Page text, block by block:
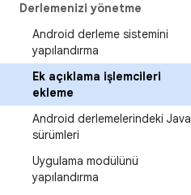
Derlemenizi yönetme
Android derleme sistemini
yapılandırma
Ek açıklama işlemcileri
ekleme
Android derlemelerindeki Java
sürümleri
Uygulama modülünü
yapılandırma